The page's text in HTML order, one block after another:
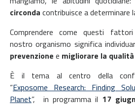
circonda contribuisce a determinare
Comprendere come questi
nostro organismo significa
prevenzione e migliorare la
È il tema al centro della
“Exposome Research: Finding
Planet”, in programma il 17